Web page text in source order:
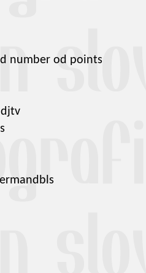
number od points
djtv